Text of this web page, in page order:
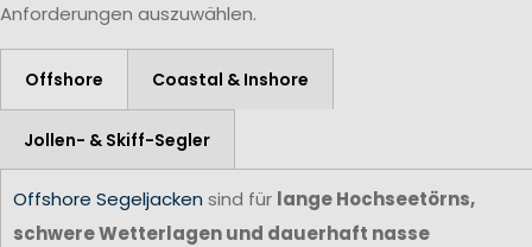
Anforderungen auszuwählen.
Offshore Coastal & Inshore
Jollen- & Skiff-Segler
Offshore Segeljacken sind für lange Hochseetörns,
schwere Wetterlagen und dauerhaft nasse